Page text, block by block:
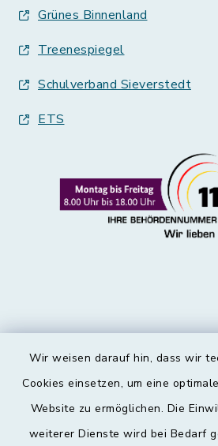
Wir weisen darauf hin, dass wir
Cookies einsetzen, um eine
Website zu ermöglichen. Die
weiterer Dienste wird bei Bedarf
Grünes Binnenland
Treenespiegel
Schulverband Sieverstedt
ETS
Kontakt